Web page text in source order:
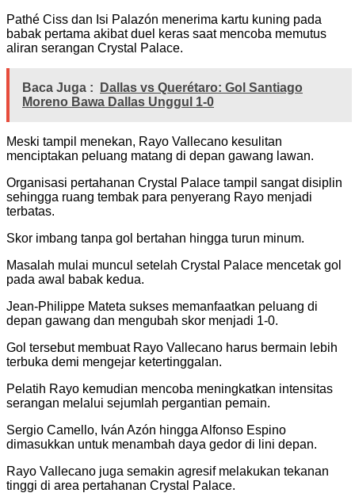
Pathé Ciss dan Isi Palazón menerima kartu kuning pada
babak pertama akibat duel keras saat mencoba memutus
aliran serangan Crystal Palace.
Baca Juga :
Dallas vs Querétaro: Gol Santiago
Moreno Bawa Dallas Unggul 1-0
Meski tampil menekan, Rayo Vallecano kesulitan
menciptakan peluang matang di depan gawang lawan.
Organisasi pertahanan Crystal Palace tampil sangat disiplin
sehingga ruang tembak para penyerang Rayo menjadi
terbatas.
Skor imbang tanpa gol bertahan hingga turun minum.
Masalah mulai muncul setelah Crystal Palace mencetak gol
pada awal babak kedua.
Jean-Philippe Mateta sukses memanfaatkan peluang di
depan gawang dan mengubah skor menjadi 1-0.
Gol tersebut membuat Rayo Vallecano harus bermain lebih
terbuka demi mengejar ketertinggalan.
Pelatih Rayo kemudian mencoba meningkatkan intensitas
serangan melalui sejumlah pergantian pemain.
Sergio Camello, Iván Azón hingga Alfonso Espino
dimasukkan untuk menambah daya gedor di lini depan.
Rayo Vallecano juga semakin agresif melakukan tekanan
tinggi di area pertahanan Crystal Palace.